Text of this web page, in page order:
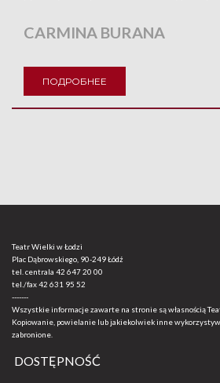
CARMINA BURANA
ПОДРОБНЕЕ
Teatr Wielki w Łodzi
Plac Dąbrowskiego, 90-249 Łódź
tel. centrala 42 647 20 00
tel./fax42 631 95 52
-------
Wszystkie informacje zawarte na stronie są własnością
Kopiowanie, powielanie lub jakiekolwiek inne
zabronione.
DOSTĘPNOŚĆ